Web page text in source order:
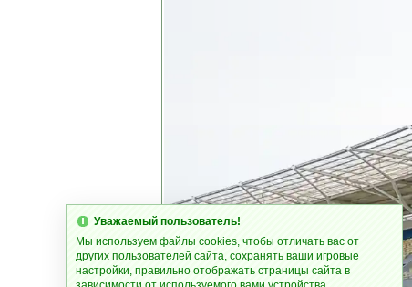
Уважаемый пользователь!
Мы используем файлы cookies, чтобы отличать вас от
других пользователей сайта, сохранять ваши игровые
настройки, правильно отображать страницы сайта в